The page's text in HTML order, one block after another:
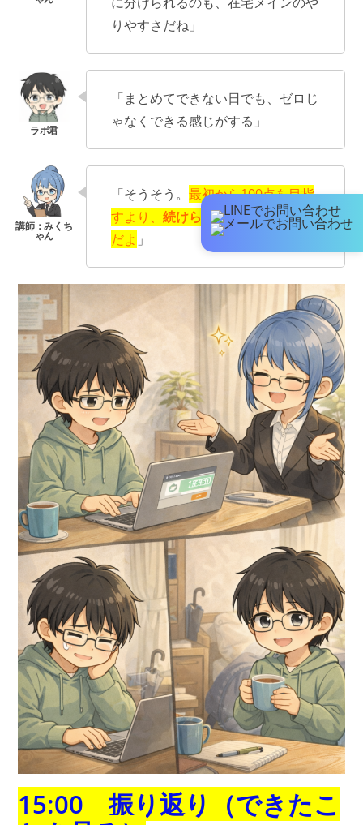
りやすさだね」
「まとめてできない日でも、ゼロじ
ゃなくできる感じがする」
「そうそう。最初から100点を目指
すより、続けられる形のほうが大事
だよ 」
15:00 振り返り（できたこ